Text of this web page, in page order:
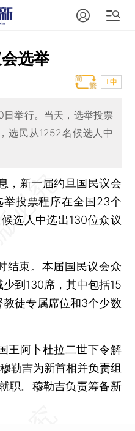
选举
T中
举行。当天，选举投票
选民从1252名候选人中
，新一届约旦 国民议会
投票程序在全国23个
选人中选出130位众议
束。本届国民议会众
到130席，其中包括15
徒专属席位和3个少数
阿卜杜拉二世下令解
勒吉为新首相并负责组
职。穆勒吉负责筹备新